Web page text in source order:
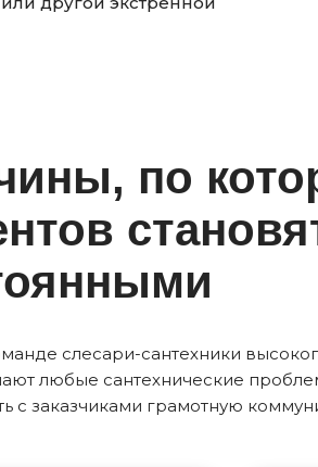
по
слесари-сантехники
любые сантехнические
с заказчиками грамотную